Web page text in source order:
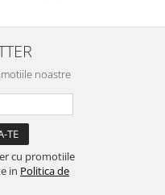
noastre
cu promotiile
in Politica de